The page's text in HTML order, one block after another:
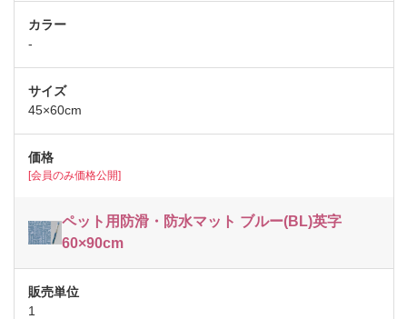
-
45×60cm
[会員のみ価格公開]
ペット用防滑・防水マット ブルー(BL)英字
60×90cm
1